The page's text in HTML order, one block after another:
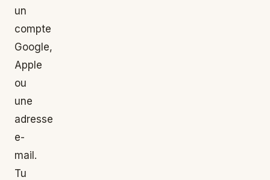
un
compte
Google,
Apple
ou
une
adresse
e-
mail.
Tu